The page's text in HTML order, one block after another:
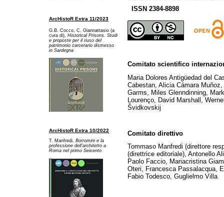
ArcHistoR Extra 11/2023
G.B. Cocco, C. Giannattasio (a
cura di), Historical Prisons. Studi
e proposte per il riuso del
patrimonio carcerario dismesso
in Sardegna
ArcHistoR Extra 10/2022
T. Manfredi, Borromini e la
professione dell’architetto a
Roma nel primo Seicento
ISSN 2384-8898
Comitato scientifico
Maria Dolores Antigüedad del
Cabestan, Alicia Cámara
Garms, Miles Glenndinning,
Lourenço, David Marshall,
Švidkovskij
Comitato direttivo
Tommaso Manfredi (direttore
(direttrice editoriale), Antonello
Paolo Faccio, Mariacristina
Oteri, Francesca Passalacqua,
Fabio Todesco, Guglielmo Villa